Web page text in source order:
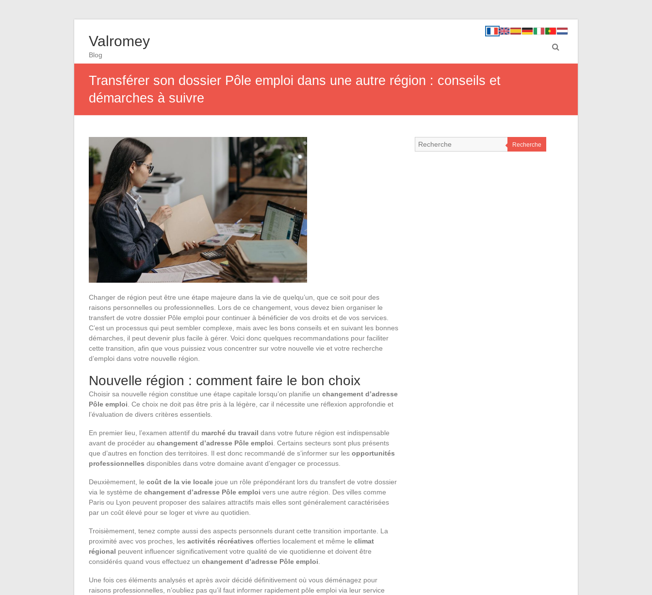
Valromey
Blog
Transférer son dossier Pôle emploi dans une autre région : conseils et
démarches à suivre
Changer de région peut être une étape majeure dans la vie de quelqu’un, que ce soit pour des
raisons personnelles ou professionnelles. Lors de ce changement, vous devez bien organiser le
transfert de votre dossier Pôle emploi pour continuer à bénéficier de vos droits et de vos services.
C’est un processus qui peut sembler complexe, mais avec les bons conseils et en suivant les bonnes
démarches, il peut devenir plus facile à gérer. Voici donc quelques recommandations pour faciliter
cette transition, afin que vous puissiez vous concentrer sur votre nouvelle vie et votre recherche
d’emploi dans votre nouvelle région.
Nouvelle région : comment faire le bon choix
Choisir sa nouvelle région constitue une étape capitale lorsqu’on planifie un changement d’adresse
Pôle emploi. Ce choix ne doit pas être pris à la légère, car il nécessite une réflexion approfondie et
l’évaluation de divers critères essentiels.
En premier lieu, l’examen attentif du marché du travail dans votre future région est indispensable
avant de procéder au changement d’adresse Pôle emploi. Certains secteurs sont plus présents
que d’autres en fonction des territoires. Il est donc recommandé de s’informer sur les opportunités
professionnelles disponibles dans votre domaine avant d’engager ce processus.
Deuxièmement, le coût de la vie locale joue un rôle prépondérant lors du transfert de votre dossier
via le système de changement d’adresse Pôle emploi vers une autre région. Des villes comme
Paris ou Lyon peuvent proposer des salaires attractifs mais elles sont généralement caractérisées
par un coût élevé pour se loger et vivre au quotidien.
Troisièmement, tenez compte aussi des aspects personnels durant cette transition importante. La
proximité avec vos proches, les activités récréatives offerties localement et même le climat
régional peuvent influencer significativement votre qualité de vie quotidienne et doivent être
considérés quand vous effectuez un changement d’adresse Pôle emploi.
Une fois ces éléments analysés et après avoir décidé définitivement où vous déménagez pour
raisons professionnelles, n’oubliez pas qu’il faut informer rapidement pôle emploi via leur service
Recherche